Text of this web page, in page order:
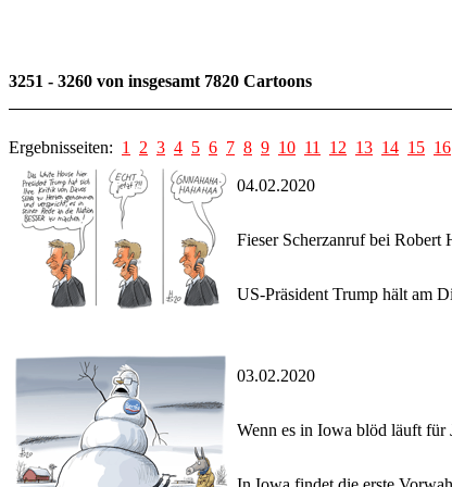
3251 - 3260 von insgesamt 7820 Cartoons
Ergebnisseiten: 1 2 3 4 5 6 7 8 9 10 11 12 13 14 15 16
04.02.2020
Fieser Scherzanruf bei Robert
US-Präsident Trump hält am
03.02.2020
Wenn es in Iowa blöd läuft für